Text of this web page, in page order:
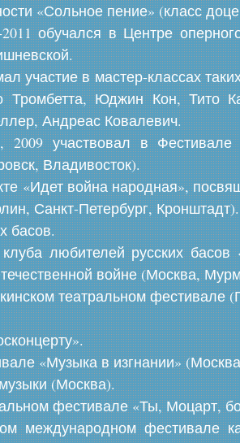
«Сольное пение» (класс
обучался в Центре
участие в мастер-классах
Тромбетта, Юджин Кон, Тито
Андреас Ковалевич.
2009 участвовал в
Владивосток).
«Идет война народная»,
Санкт-Петербург, Кронштадт).
басов.
любителей русских
войне (Москва,
театральном фестивале
«Музыка в изгнании»
(Москва).
фестивале «Ты, Моцарт,
международном фестивале